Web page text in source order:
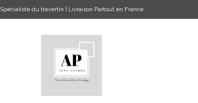
Spécialiste du travertin | Livraison Partout en France